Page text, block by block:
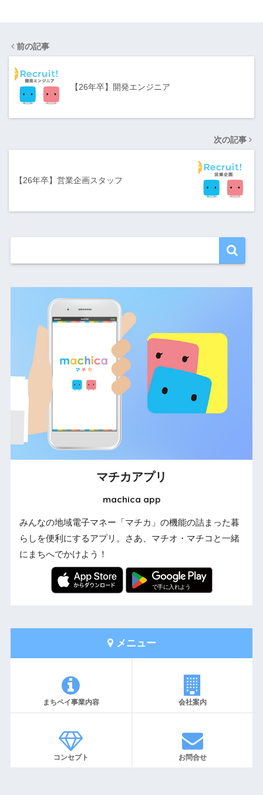
前の記事
【26年卒】開発エンジニア
次の記事
【26年卒】営業企画スタッフ
マチカアプリ
machica app
みんなの地域電子マネー「マチカ」の機能の詰まった暮
らしを便利にするアプリ。さあ、マチオ・マチコと一緒
にまちへでかけよう！
メニュー
まちペイ事業内容 会社案内
コンセプト お問合せ